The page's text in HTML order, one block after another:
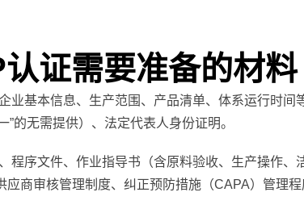
证需要准备的材料
业基本信息、生产范围、产品清单、体系运行时间
的无需提供）、法定代表人身份证明。
程序文件、作业指导书（含原料验收、生产操作、
商审核管理制度、纠正预防措施（CAPA）管理程